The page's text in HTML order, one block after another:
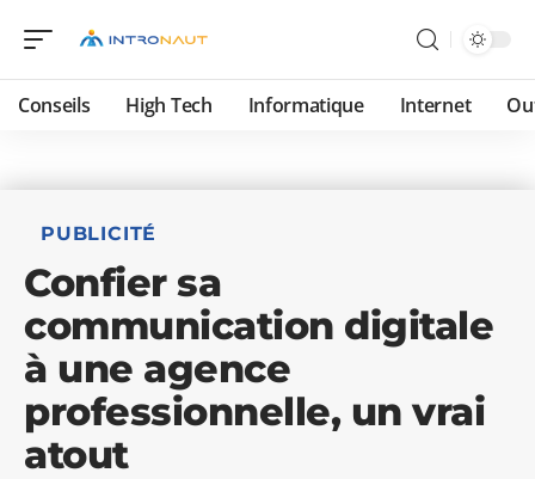
Conseils High Tech Informatique Internet
PUBLICITÉ
Confier sa
communication digitale
à une agence
professionnelle, un vrai
atout